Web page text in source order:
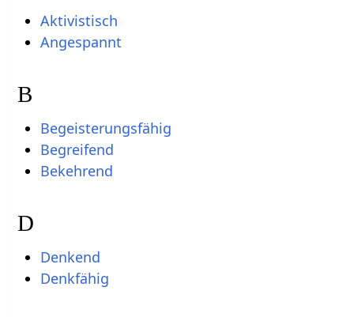
Aktivistisch
Angespannt
B
Begeisterungsfähig
Begreifend
Bekehrend
D
Denkend
Denkfähig